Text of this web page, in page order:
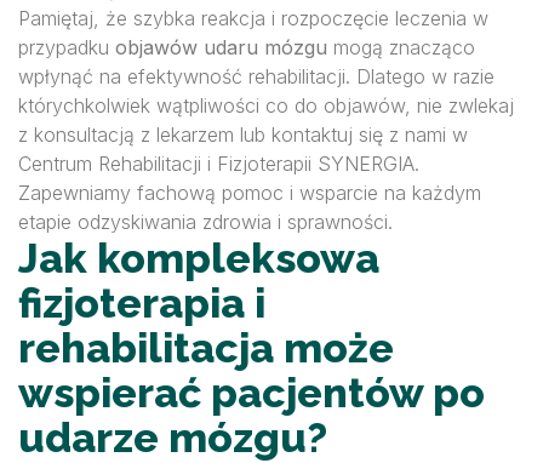
Pamiętaj, że szybka reakcja i rozpoczęcie leczenia w
przypadku objawów udaru mózgu mogą znacząco
wpłynąć na efektywność rehabilitacji. Dlatego w razie
którychkolwiek wątpliwości co do objawów, nie zwlekaj
z konsultacją z lekarzem lub kontaktuj się z nami w
Centrum Rehabilitacji i Fizjoterapii SYNERGIA.
Zapewniamy fachową pomoc i wsparcie na każdym
etapie odzyskiwania zdrowia i sprawności.
Jak kompleksowa
fizjoterapia i
rehabilitacja może
wspierać pacjentów po
udarze mózgu?